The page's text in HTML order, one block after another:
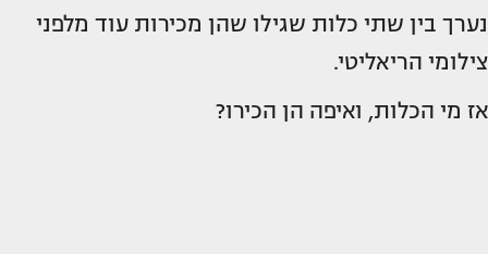
נערך בין שתי כלות שגילו שהן מכירות עוד מלפני
צילומי הריאליטי.
אז מי הכלות, ואיפה הן הכירו?